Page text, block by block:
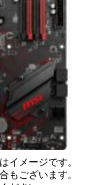
イメージです。
もございます。